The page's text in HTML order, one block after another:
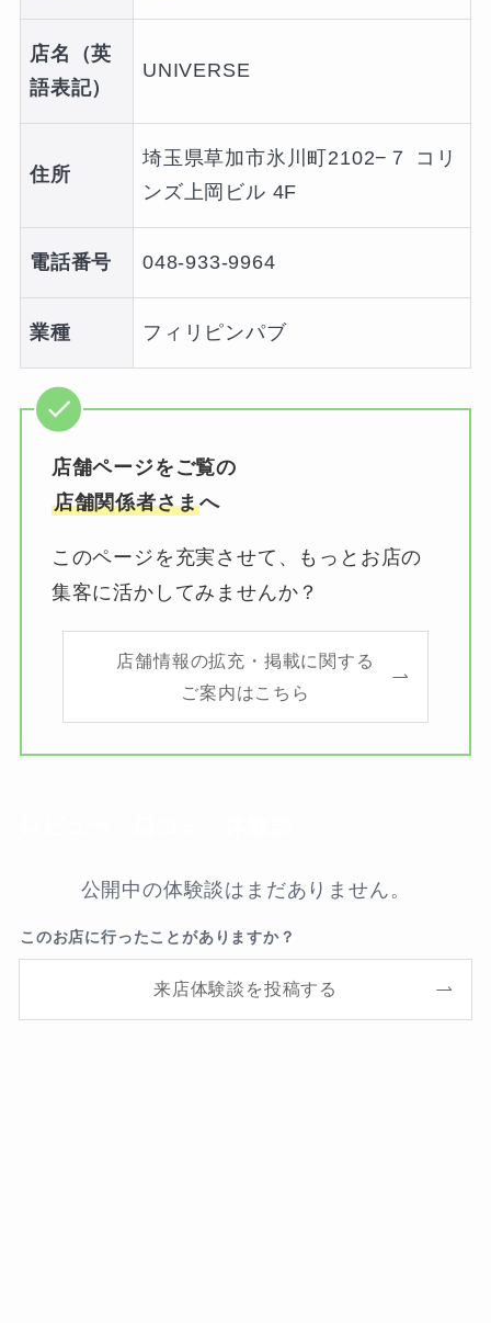
店名（英
語表記）
UNIVERSE
住所
埼玉県草加市氷川町2102−７ コリ
ンズ上岡ビル 4F
電話番号 048-933-9964
業種 フィリピンパブ
店舗ページをご覧の
店舗関係者さまへ
このページを充実させて、もっとお店の
集客に活かしてみませんか？
店舗情報の拡充・掲載に関する
ご案内はこちら
公開中の体験談はまだありません。
このお店に行ったことがありますか？
来店体験談を投稿する